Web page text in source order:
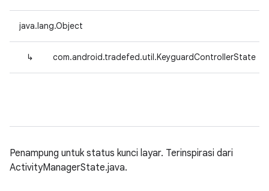
java.lang.Object
↳ com.android.tradefed.util.KeyguardControllerState
Penampung untuk status kunci layar. Terinspirasi dari
ActivityManagerState.java.